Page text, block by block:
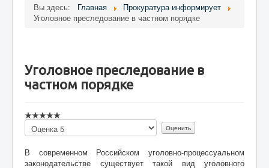
Информация Галерея О проекте
Вы здесь: Главная
Прокуратура информирует
Уголовное преследование в частном порядке
Уголовное преследование в
частном порядке
Пожалуйста,
оцените
В современном Российском уголовно-процессуальном
законодательстве существует такой вид уголовного